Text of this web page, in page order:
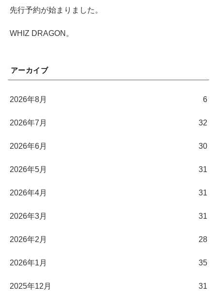
先行予約が始まりました。
WHIZ DRAGON。
アーカイブ
2026年8月 6
2026年7月 32
2026年6月 30
2026年5月 31
2026年4月 31
2026年3月 31
2026年2月 28
2026年1月 35
2025年12月 31